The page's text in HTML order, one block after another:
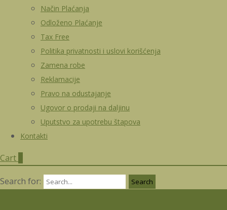
Način Plaćanja
Odloženo Plaćanje
Tax Free
Politika privatnosti i uslovi korišćenja
Zamena robe
Reklamacije
Pravo na odustajanje
Ugovor o prodaji na daljinu
Uputstvo za upotrebu štapova
Kontakti
Cart
Search for: